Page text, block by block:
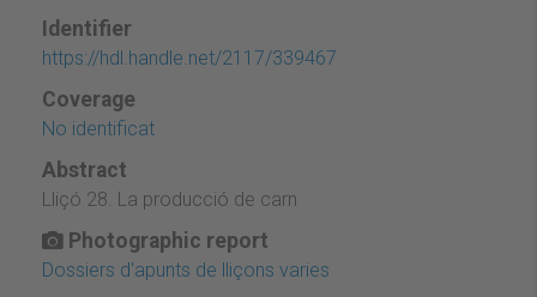
Identifier
https://hdl.handle.net/2117/339467
Coverage
No identificat
Abstract
Lliçó 28. La producció de carn
Photographic report
Dossiers d'apunts de lliçons varies